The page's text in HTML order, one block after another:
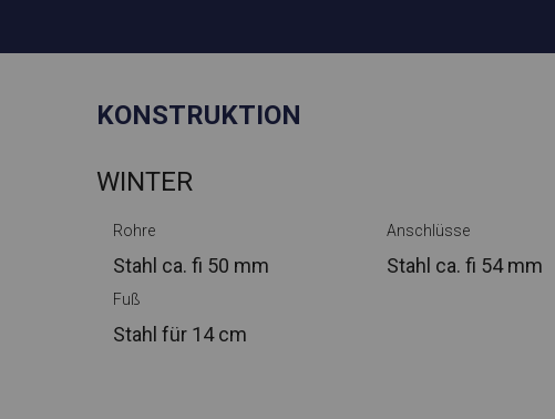
KONSTRUKTION
WINTER
Rohre
Stahl ca. fi 50 mm
Anschlüsse
Stahl ca. fi 54 mm
Fuß
Stahl für 14 cm